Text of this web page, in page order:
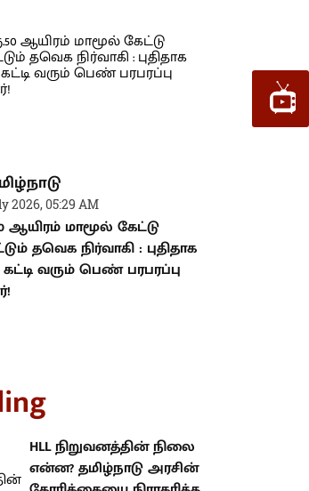
2026, 05:29 AM
ஆயிரம் மாமூல் கேட்டு
தவெக நிர்வாகி : புதிதாக